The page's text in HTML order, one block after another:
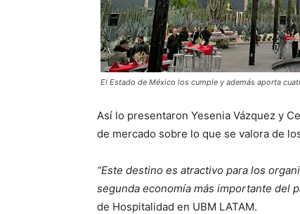
El Estado de México los cumple y además aporta
Así lo presentaron Yesenia Vázquez y
de mercado sobre lo que se valora de
“Este destino es atractivo para los
segunda economía más importante del
de Hospitalidad en UBM LATAM.